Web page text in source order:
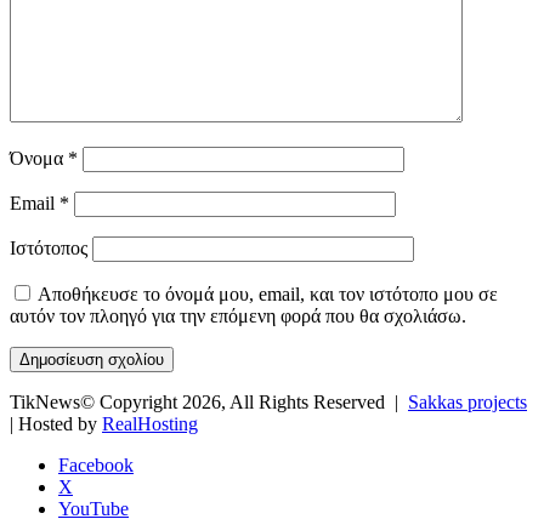
Όνομα *
Email *
Ιστότοπος
Αποθήκευσε το όνομά μου, email, και τον ιστότοπο μου σε
αυτόν τον πλοηγό για την επόμενη φορά που θα σχολιάσω.
TikNews© Copyright 2026, All Rights Reserved | Sakkas projects
| Hosted by RealHosting
Facebook
X
YouTube